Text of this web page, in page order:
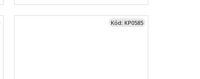
Kód: KP0585